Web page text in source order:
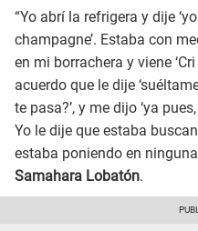
“Yo abrí la refrigera y dije
champagne’. Estaba con
en mi borrachera y viene
acuerdo que le dije
te pasa?’, y me dijo ‘ya
Yo le dije que estaba
estaba poniendo en
Samahara Lobatón.